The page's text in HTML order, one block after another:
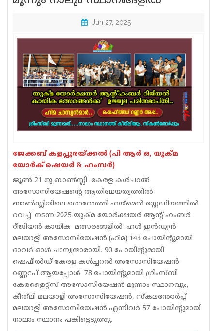
Sports
Classifieds
Jun 27, 2025
ജേക്കബ് കളപ്പുരയ്ക്കൽ (പി ആർ ഒ, യുക്മ
യോർക് ഷെയർ & ഹംമ്പർ)
ജൂൺ 21 നു ബാൺസ്ലി കേരള കൾചറൽ
അസോസിയേഷന്റെ ആതിഥേയത്വത്തിൽ
ബാൺസ്ലിയിലെ ഗൊറോത്തി ഹയ്മെൻ സ്റ്റേഡിയത്തിൽ
വെച്ച് നടന്ന 2025 യുക്മ യോർക്ഷയർ ആൻ്റ് ഹംബർ
റീജിയൻ കായിക ‌ മത്സരങ്ങളിൽ ഹൾ ഇൻഡ്യൻ
മലയാളി അസോസിയേഷൻ (ഹിമ) 143 പോയിൻ്റുമായി
ഓവർ ഓൾ ചാമ്പ്യന്മാരായി. 90 പോയിൻ്റുമായി
ഷെഫീൽഡ് കേരള കൾച്ചറൽ അസോസിയേഷൻ
റണ്ണറപ് ആയപ്പോൾ 78 പോയിൻ്റുമായി ഗ്രിംസ്ബി
കേരളൈറ്റ്സ് അസോസിയേഷൻ മൂന്നാം സ്ഥാനവും,
കീത്‌ലി മലയാളി അസോസിയേഷൻ, സ്കലന്തോർപ്പ്
മലയാളി അസോസിയേഷൻ എന്നിവർ 57 പോയിൻ്റുമായി
നാലാം സ്ഥാനം പങ്കിട്ടെടുത്തു.